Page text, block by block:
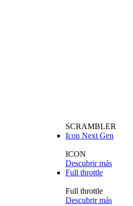
SCRAMBLER
Icon Next Gen
ICON
Descubrir más
Full throttle
Full throttle
Descubrir más